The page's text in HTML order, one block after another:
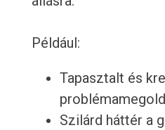
Például:
Tapasztalt és
Szilárd háttér a